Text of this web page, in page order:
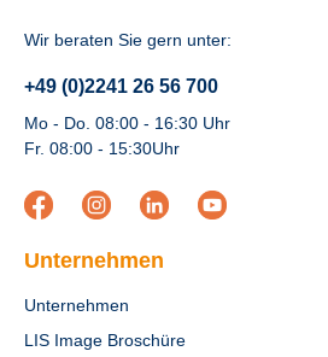
Wir beraten Sie gern unter:
+49 (0)2241 26 56 700
Mo - Do. 08:00 - 16:30 Uhr
Fr. 08:00 - 15:30Uhr
Unternehmen
Unternehmen
LIS Image Broschüre